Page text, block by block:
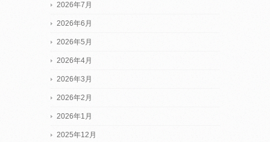
2026年7月
2026年6月
2026年5月
2026年4月
2026年3月
2026年2月
2026年1月
2025年12月